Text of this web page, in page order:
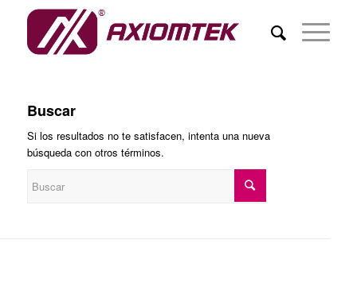
Buscar
Si los resultados no te satisfacen, intenta una nueva
búsqueda con otros términos.